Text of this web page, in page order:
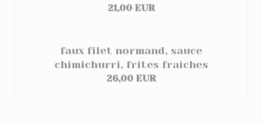
21,00 EUR
faux filet normand, sauce
chimichurri, frites fraîches
26,00 EUR